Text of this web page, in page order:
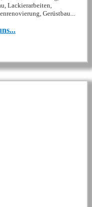
Lackierarbeiten,
Gerüstbau...